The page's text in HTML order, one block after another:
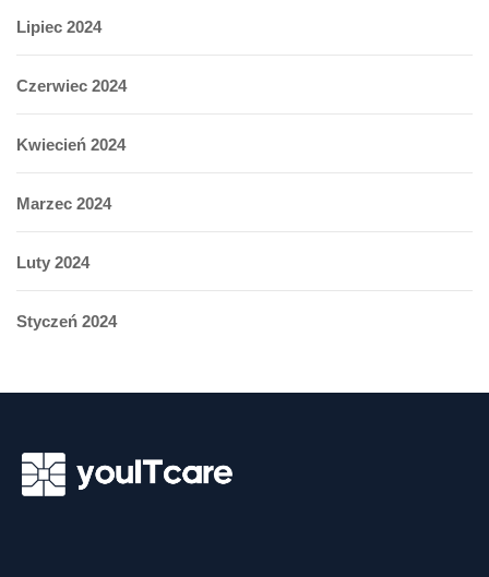
Lipiec 2024
Czerwiec 2024
Kwiecień 2024
Marzec 2024
Luty 2024
Styczeń 2024